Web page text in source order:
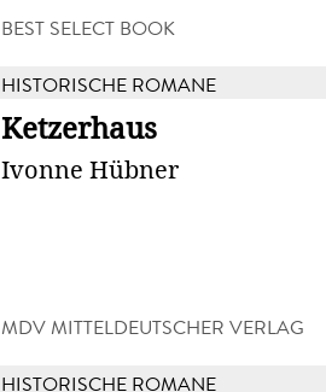
BEST SELECT BOOK
HISTORISCHE ROMANE
Ketzerhaus
Ivonne Hübner
MDV MITTELDEUTSCHER VERLAG
HISTORISCHE ROMANE